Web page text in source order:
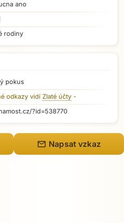
ano
rodiny
pokus
odkazy vidí Zlaté účty -
?id=538770
mail Napsat vzkaz